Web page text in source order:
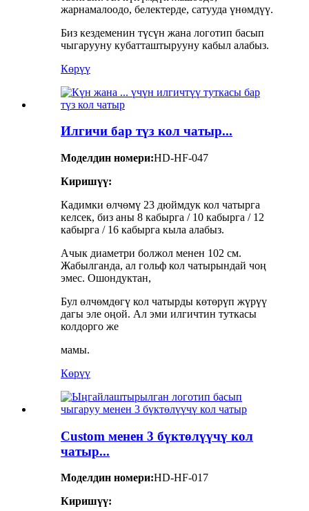
жарнамалоодо, белектерде, сатууда үнөмдүү.
Биз кездеменин түсүн жана логотип басып
чыгарууну кубатташтырууну кабыл алабыз.
Көрүү
Илгичи бар түз кол чатыр...
Моделдин номери:HD-HF-047
Киришүү:
Кадимки өлчөмү 23 дюймдук кол чатырга
келсек, биз аны 8 кабырга / 10 кабырга / 12
кабырга / 16 кабырга кыла алабыз.
Ачык диаметри болжол менен 102 см.
Жабылганда, ал гольф кол чатырындай чоң
эмес. Ошондуктан,
Бул өлчөмдөгү кол чатырды көтөрүп жүрүү
дагы эле оңой. Ал эми илгичтин туткасы
колдорго же
мамы.
Көрүү
Custom менен 3 бүктөлүүчү кол
чатыр...
Моделдин номери:HD-HF-017
Киришүү: